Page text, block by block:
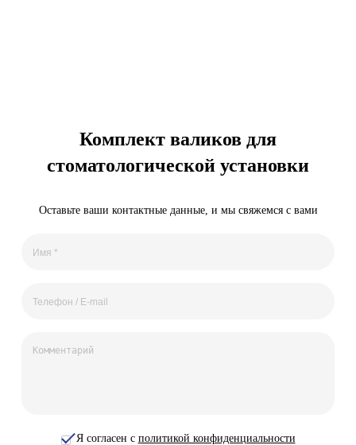
Комплект валиков для
стоматологической установки
Оставьте ваши контактные данные, и мы свяжемся с вами
Я согласен с политикой конфиденциальности